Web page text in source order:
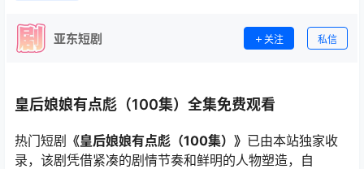
亚东短剧 关注 私信
皇后娘娘有点彪（100集）全集免费观看
热门短剧 《皇后娘娘有点彪（100集）》 已由本站独家收
录，该剧凭借紧凑的剧情节奏和鲜明的人物塑造，自